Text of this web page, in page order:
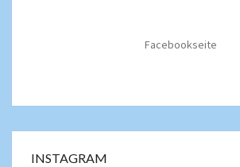
Facebookseite
INSTAGRAM